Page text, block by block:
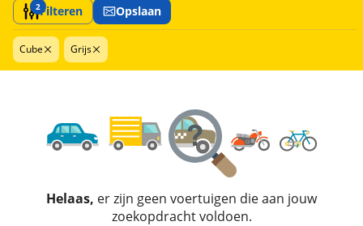
2Filteren Opslaan
Cube Grijs
Helaas, er zijn geen voertuigen die aan jouw
zoekopdracht voldoen.